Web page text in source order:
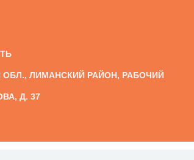
ОБЛ., ЛИМАНСКИЙ РАЙОН, РАБОЧИЙ
Д. 37